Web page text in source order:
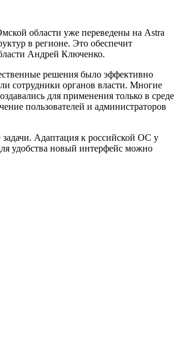
области уже переведены на Astra
в регионе. Это обеспечит
Андрей Ключенко.
решения было эффективно
сотрудники органов власти. Многие
для применения только в среде
пользователей и администраторов
Адаптация к российской ОС у
удобства новый интерфейс можно